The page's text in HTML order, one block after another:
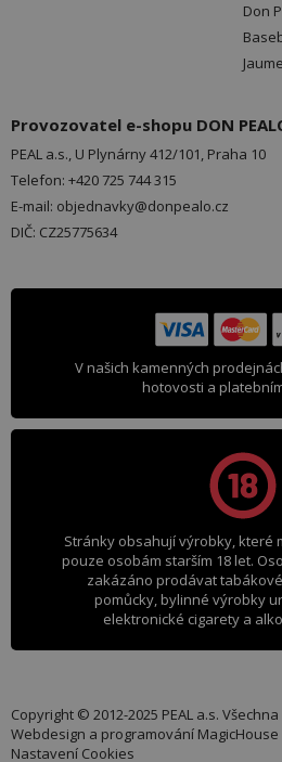
Don
Provozovatel e-shopu DON
PEAL a.s., U Plynárny 412/101, Praha 10
Telefon: +420 725 744 315
E-mail: objednavky@donpealo.cz
DIČ: CZ25775634
V našich kamenných
hotovosti a
Stránky obsahují výrobky, které
pouze osobám starším 18 let.
zakázáno prodávat
pomůcky, bylinné výrobky
elektronické cigarety a
Copyright © 2012-2025 PEAL a.s.
Webdesign a programování MagicHouse
Nastavení Cookies